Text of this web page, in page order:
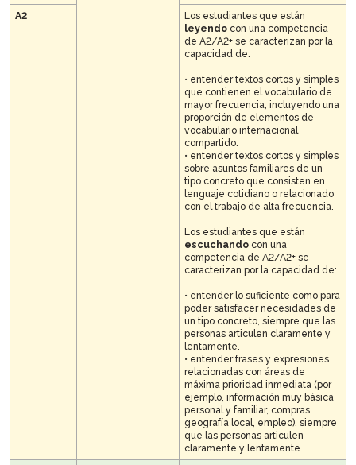
A2
Los estudiantes que están
leyendo con una competencia
de A2/A2+ se caracterizan por la
capacidad de:
• entender textos cortos y simples
que contienen el vocabulario de
mayor frecuencia, incluyendo una
proporción de elementos de
vocabulario internacional
compartido.
• entender textos cortos y simples
sobre asuntos familiares de un
tipo concreto que consisten en
lenguaje cotidiano o relacionado
con el trabajo de alta frecuencia.
Los estudiantes que están
escuchando con una
competencia de A2/A2+ se
caracterizan por la capacidad de:
• entender lo suficiente como para
poder satisfacer necesidades de
un tipo concreto, siempre que las
personas articulen claramente y
lentamente.
• entender frases y expresiones
relacionadas con áreas de
máxima prioridad inmediata (por
ejemplo, información muy básica
personal y familiar, compras,
geografía local, empleo), siempre
que las personas articulen
claramente y lentamente.